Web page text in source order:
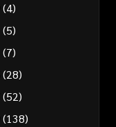
(4)
(5)
(7)
(28)
(52)
(138)